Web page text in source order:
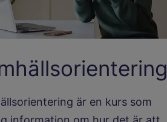
är en kurs som